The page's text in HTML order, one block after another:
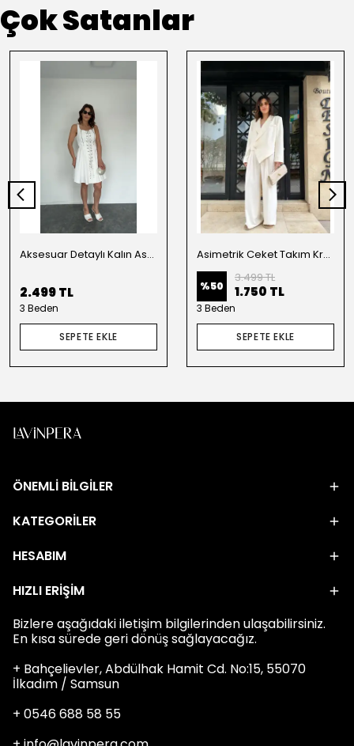
Çok Satanlar
Aksesuar Detaylı Kalın Askılı Elbise Beyaz
2.499 TL
3 Beden
SEPETE EKLE
Asimetrik Ceket Takım Krem
%50
3.499 TL
1.750 TL
3 Beden
SEPETE EKLE
ÖNEMLİ BİLGİLER
KATEGORİLER
HESABIM
HIZLI ERİŞİM
Bizlere aşağıdaki iletişim bilgilerinden ulaşabilirsiniz.
En kısa sürede geri dönüş sağlayacağız.
+ Bahçelievler, Abdülhak Hamit Cd. No:15, 55070
İlkadım / Samsun
+ 0546 688 58 55